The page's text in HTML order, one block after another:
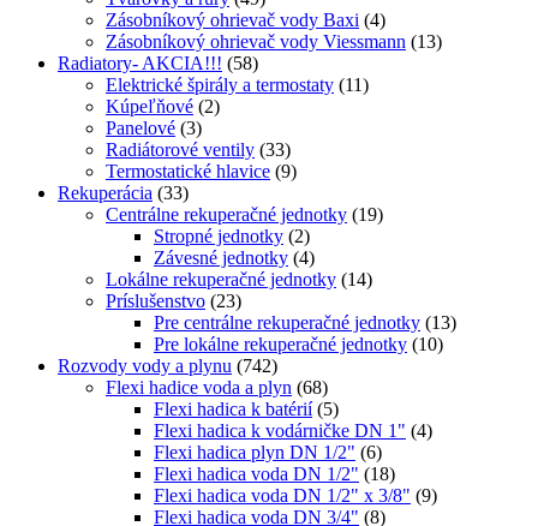
Zásobníkový ohrievač vody Baxi (4)
Zásobníkový ohrievač vody Viessmann (13)
Radiatory- AKCIA!!! (58)
Elektrické špirály a termostaty (11)
Kúpeľňové (2)
Panelové (3)
Radiátorové ventily (33)
Termostatické hlavice (9)
Rekuperácia (33)
Centrálne rekuperačné jednotky (19)
Stropné jednotky (2)
Závesné jednotky (4)
Lokálne rekuperačné jednotky (14)
Príslušenstvo (23)
Pre centrálne rekuperačné jednotky (13)
Pre lokálne rekuperačné jednotky (10)
Rozvody vody a plynu (742)
Flexi hadice voda a plyn (68)
Flexi hadica k batérií (5)
Flexi hadica k vodárničke DN 1" (4)
Flexi hadica plyn DN 1/2" (6)
Flexi hadica voda DN 1/2" (18)
Flexi hadica voda DN 1/2" x 3/8" (9)
Flexi hadica voda DN 3/4" (8)